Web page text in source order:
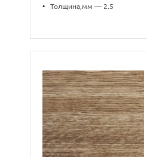
• Толщина,мм — 2.5